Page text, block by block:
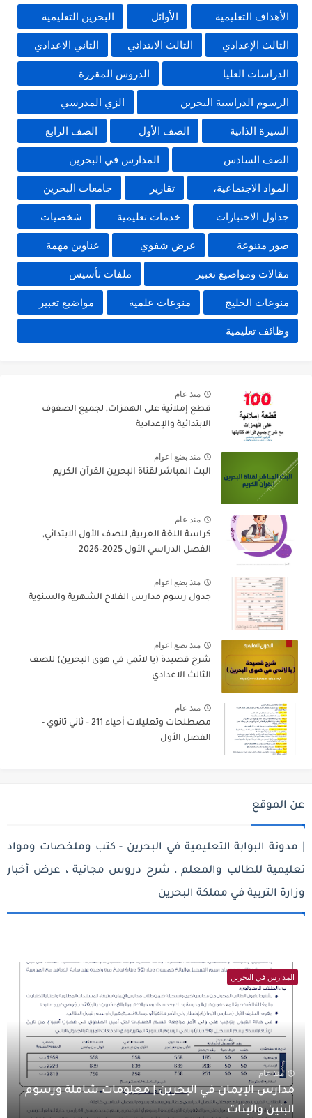
الأهداف التعليمية الأوائل البحرين التعليمية
الثالث الإعدادي الثالث الابتدائي الثاني الاعدادي
الدراسات العليا الدروس المقررة
الرسوم الدراسية البحرين الزي المدرسي
السيرة الذاتية الصف الأول الصف الرابع
الصف السادس المدارس في البحرين
المواد الاجتماعية، تقارير جامعات البحرين
جداول الاختبارات خدمات تعليمية شخصيات
صور متنوعة عرض شفوي عناوين مهمة
مقالات ومواضيع تعبير ملفات تأسيس
منوعات الخليج منوعات علمية مواضيع تعبير
وظائف تعليمية
منذ عام
قطع إملائية على الهمزات, لجميع الصفوف
الابتدائية والإعدادية
منذ بضع اعوام
البث المباشر لقناة البحرين القرآن الكريم
منذ عام
كراسة اللغة العربية, للصف الأول الابتدائي,
الفصل الدراسي الأول 2025–2026
منذ بضع اعوام
جدول رسوم مدارس الفلاح الشهرية والسنوية
منذ بضع اعوام
شرح قصيدة (يا لائمي في هوى البحرين) للصف
الثالث الاعدادي
منذ عام
مصطلحات وتعليلات أحياء 211 – ثاني ثانوي -
الفصل الأول
عن الموقع
| مدونة البوابة التعليمية في البحرين - كتب وملخصات ومواد
تعليمية للطالب والمعلم ، شرح دروس مجانية ، عرض أخبار
وزارة التربية في مملكة البحرين
المدارس في البحرين
منذ عام
مدارس الإيمان في البحرين | معلومات شاملة ورسوم
البنين والبنات